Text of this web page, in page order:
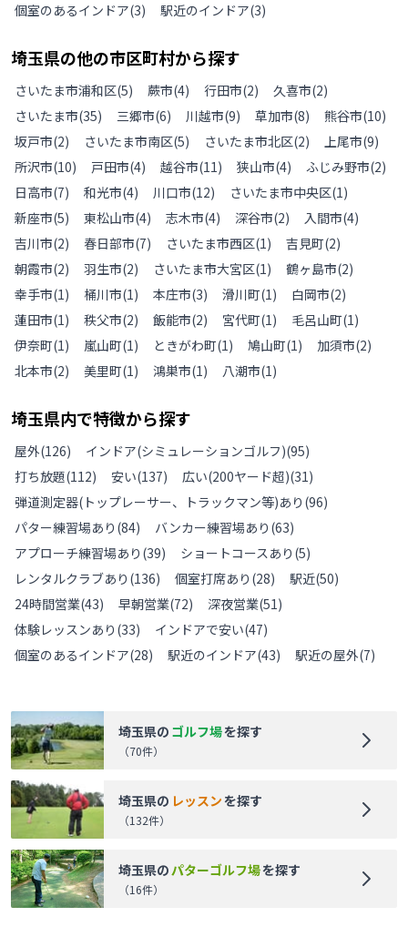
個室のあるインドア(3) 駅近のインドア(3)
埼玉県の他の市区町村から探す
さいたま市浦和区(5) 蕨市(4) 行田市(2) 久喜市(2)
さいたま市(35) 三郷市(6) 川越市(9) 草加市(8) 熊谷市(10)
坂戸市(2) さいたま市南区(5) さいたま市北区(2) 上尾市(9)
所沢市(10) 戸田市(4) 越谷市(11) 狭山市(4) ふじみ野市(2)
日高市(7) 和光市(4) 川口市(12) さいたま市中央区(1)
新座市(5) 東松山市(4) 志木市(4) 深谷市(2) 入間市(4)
吉川市(2) 春日部市(7) さいたま市西区(1) 吉見町(2)
朝霞市(2) 羽生市(2) さいたま市大宮区(1) 鶴ヶ島市(2)
幸手市(1) 桶川市(1) 本庄市(3) 滑川町(1) 白岡市(2)
蓮田市(1) 秩父市(2) 飯能市(2) 宮代町(1) 毛呂山町(1)
伊奈町(1) 嵐山町(1) ときがわ町(1) 鳩山町(1) 加須市(2)
北本市(2) 美里町(1) 鴻巣市(1) 八潮市(1)
埼玉県内で特徴から探す
屋外(126) インドア(シミュレーションゴルフ)(95)
打ち放題(112) 安い(137) 広い(200ヤード超)(31)
弾道測定器(トップレーサー、トラックマン等)あり (96)
パター練習場あり (84) バンカー練習場あり (63)
アプローチ練習場あり (39) ショートコースあり (5)
レンタルクラブあり (136) 個室打席あり (28) 駅近(50)
24時間営業(43) 早朝営業(72) 深夜営業(51)
体験レッスンあり (33) インドアで安い(47)
個室のあるインドア(28) 駅近のインドア(43) 駅近の屋外(7)
埼玉県の ゴルフ場を探す
（70件）
埼玉県の レッスンを探す
（132件）
埼玉県のパターゴルフ場を探す
（16件）